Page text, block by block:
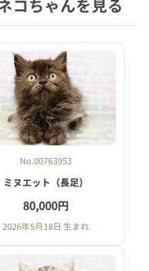
コちゃんを見る
No.00763953
ミヌエット（長足）
80,000円
2026年5月18日 生まれ